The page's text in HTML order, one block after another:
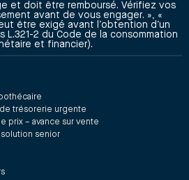
et doit être remboursé. Vérifiez vos
avant de vous engager. », «
être exigé avant l’obtention d’un
L.321-2 du Code de la consommation
et financier).
trésorerie urgente
prix – avance sur vente
senior